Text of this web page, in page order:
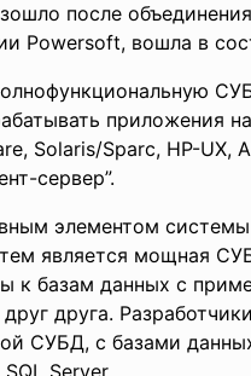
после
Powersoft, вошла в
приложения
Solaris/Sparc, HP-
сервер”.
элементом
является мощная
базам данных с
друга.
СУБД, с базами
Server.